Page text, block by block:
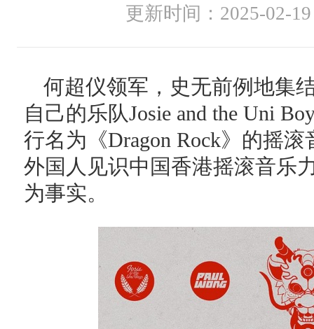
更新时间：2025-02-19
何超仪领军，史无前例地集
自己的乐队Josie and the Uni
行名为《Dragon Rock》的摇
外国人见识中国香港摇滚音乐
为事实。